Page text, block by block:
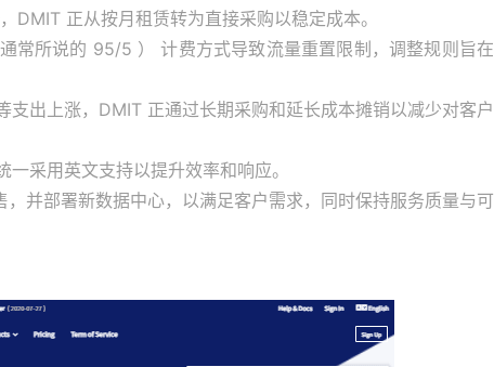
DMIT 正从按月租赁转为直接采购以稳定成本。
常所说的 95/5 ） 计费方式导致流量重置限制，调整规则旨在
支出上涨，DMIT 正通过长期采购和延长成本摊销以减少对客户
采用英文支持以提升效率和响应。
并部署新数据中心，以满足客户需求，同时保持服务质量与可